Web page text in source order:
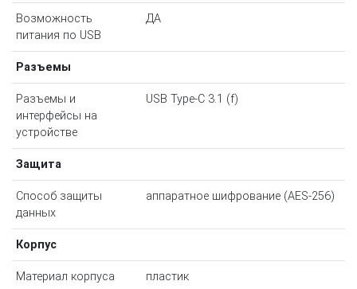
Возможность
питания по USB
ДА
Разъемы
Разъемы и
интерфейсы на
устройстве
USB Type-C 3.1 (f)
Защита
Способ защиты
данных
аппаратное шифрование (AES-256)
Корпус
Материал корпуса пластик